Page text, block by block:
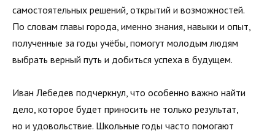
самостоятельных решений, открытий и возможностей.
По словам главы города, именно знания, навыки и опыт,
полученные за годы учёбы, помогут молодым людям
выбрать верный путь и добиться успеха в будущем.
Иван Лебедев подчеркнул, что особенно важно найти
дело, которое будет приносить не только результат,
но и удовольствие. Школьные годы часто помогают